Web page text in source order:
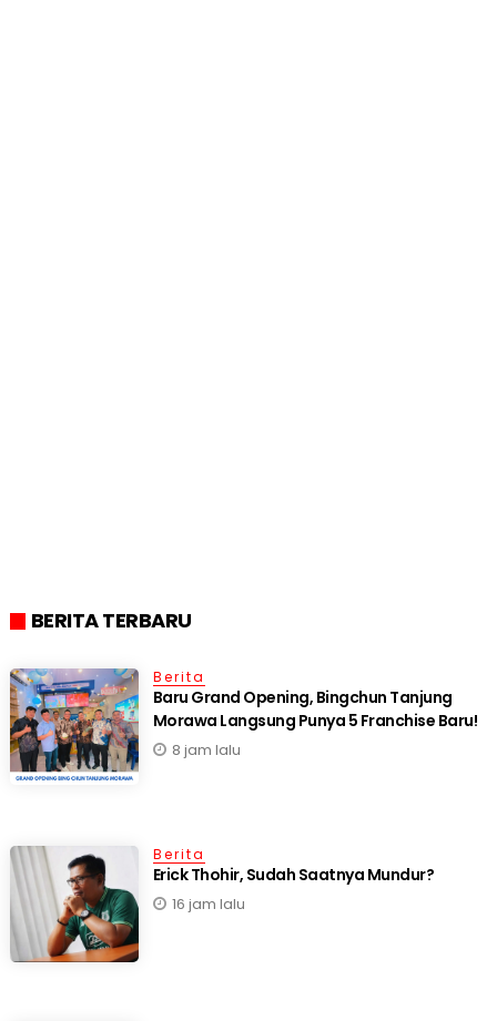
BERITA TERBARU
Berita
‎Baru Grand Opening, Bingchun Tanjung
8 jam lalu
Berita
Erick Thohir, Sudah Saatnya Mundur?
16 jam lalu